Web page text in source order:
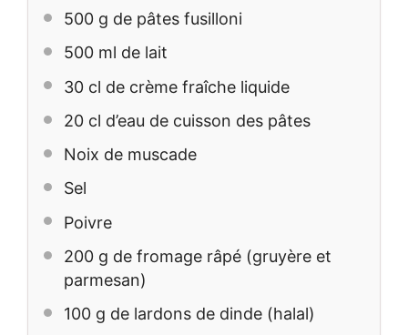
500 g de pâtes fusilloni
500 ml de lait
30 cl de crème fraîche liquide
20 cl d’eau de cuisson des pâtes
Noix de muscade
Sel
Poivre
200 g de fromage râpé (gruyère et
parmesan)
100 g de lardons de dinde (halal)